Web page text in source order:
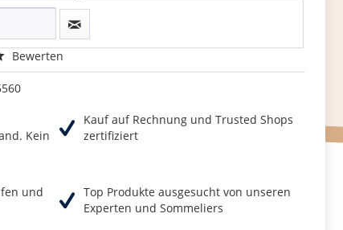
Bewerten
Kein
Kauf auf Rechnung und Trusted Shops
zertifiziert
und
Top Produkte ausgesucht von unseren
Experten und Sommeliers